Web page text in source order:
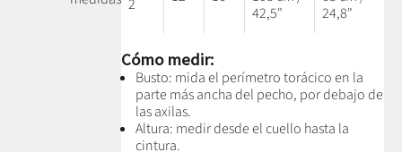
2
42,5"
24,8"
Cómo medir:
Busto: mida el perímetro torácico en la
parte más ancha del pecho, por debajo de
las axilas.
Altura: medir desde el cuello hasta la
cintura.